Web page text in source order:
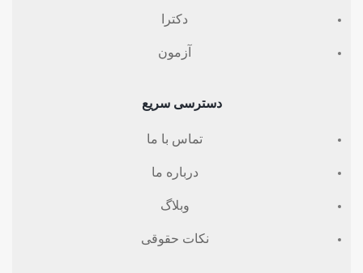
دکترا
آزمون
دسترسی سریع
تماس با ما
درباره ما
وبلاگ
نکات حقوقی